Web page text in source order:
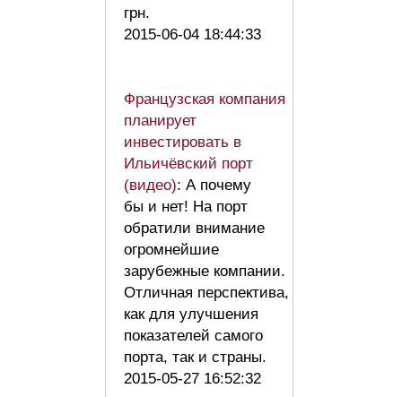
грн.
2015-06-04 18:44:33
Французская компания
планирует
инвестировать в
Ильичёвский порт
(видео): А почему
бы и нет! На порт
обратили внимание
огромнейшие
зарубежные компании.
Отличная перспектива,
как для улучшения
показателей самого
порта, так и страны.
2015-05-27 16:52:32